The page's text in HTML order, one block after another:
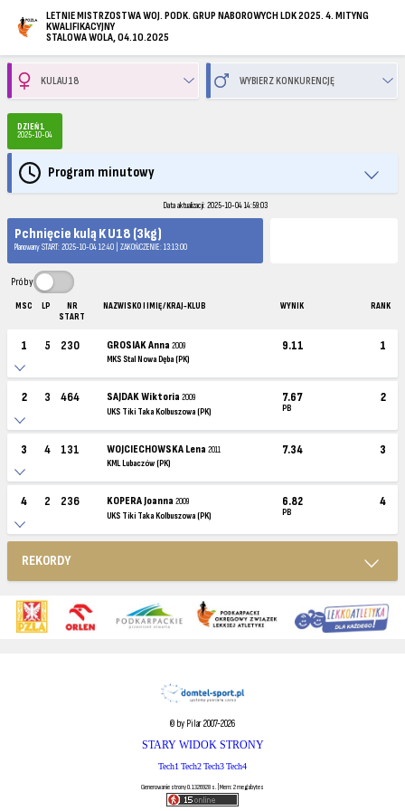
LETNIE MISTRZOSTWA WOJ. PODK. GRUP NABOROWYCH LDK 2025. 4. MITYNG
KWALIFIKACYJNY
STALOWA WOLA, 04.10.2025
DZIEŃ 1
2025-10-04
Program minutowy
Data aktualizacji: 2025-10-04 14:59:03
Pchnięcie kulą K U18 (3kg)
Planowany START: 2025-10-04 12:40 | ZAKOŃCZENIE: 13:13:00
Próby
MSC LP
NR
START
NAZWISKO I IMIĘ / KRAJ-KLUB WYNIK RANK
1 5 230 GROSIAK Anna2009
MKS Stal Nowa Dęba (PK)
9.11 1
2 3 464 SAJDAK Wiktoria2009
UKS Tiki Taka Kolbuszowa (PK)
7.67
PB
2
3 4 131 WOJCIECHOWSKA Lena2011
KML Lubaczów (PK)
7.34 3
4 2 236 KOPERA Joanna2009
UKS Tiki Taka Kolbuszowa (PK)
6.82
PB
4
REKORDY
© by Pilar 2007-2026
STARY WIDOK STRONY
Tech1 Tech2Tech3Tech4
Generowanie strony 0.1326928 s. | Mem: 2 megabytes